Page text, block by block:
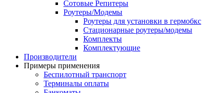
Сотовые Репитеры
Роутеры/Модемы
Роутеры для установки в гермобкс
Стационарные роутеры/модемы
Комплекты
Комплектующие
Производители
Примеры применения
Беспилотный транспорт
Терминалы оплаты